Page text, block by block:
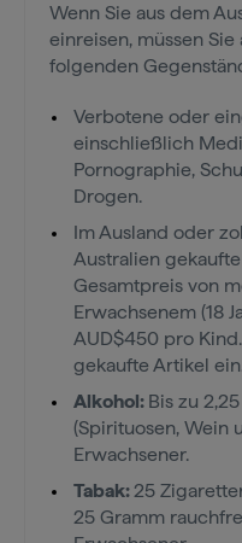
Wenn Sie aus dem
einreisen, müssen
folgenden
Verbotene oder
einschließlich
Pornographie,
Drogen.
Im Ausland oder
Australien
Gesamtpreis von
Erwachsenem (18
AUD$450 pro
gekaufte Artikel
Alkohol: Bis zu
(Spirituosen, Wein
Erwachsener.
Tabak:25
25 Gramm